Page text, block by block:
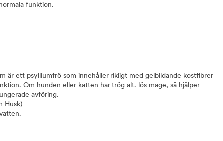
funktion.
är ett psylliumfrö som innehåller rikligt med gelbildande kostfibrer
Om hunden eller katten har trög alt. lös mage, så hjälper
avföring.
Husk)